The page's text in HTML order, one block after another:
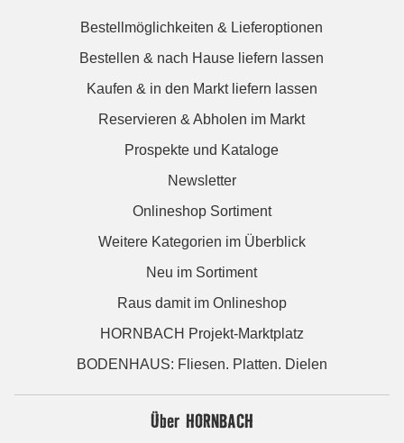
Bestellmöglichkeiten & Lieferoptionen
Bestellen & nach Hause liefern lassen
Kaufen & in den Markt liefern lassen
Reservieren & Abholen im Markt
Prospekte und Kataloge
Newsletter
Onlineshop Sortiment
Weitere Kategorien im Überblick
Neu im Sortiment
Raus damit im Onlineshop
HORNBACH Projekt-Marktplatz
BODENHAUS: Fliesen. Platten. Dielen
Über HORNBACH